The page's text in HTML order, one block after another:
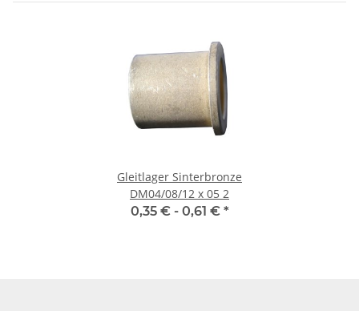
Gleitlager Sinterbronze
DM04/08/12 x 05 2
0,35 € - 0,61 € *